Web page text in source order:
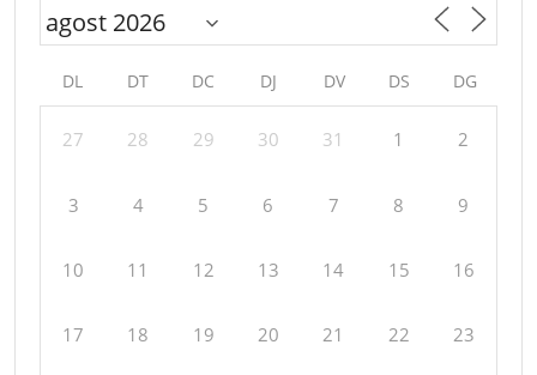
DL DT DC DJ DV DS DG
27 28 29 30 31 1 2
3 4 5 6 7 8 9
10 11 12 13 14 15 16
17 18 19 20 21 22 23